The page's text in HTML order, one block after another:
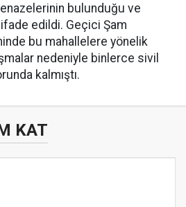
bulunduğu ve
ifade edildi. Geçici Şam
bu mahallelere yönelik
nedeniyle binlerce sivil
kalmıştı.
KAT